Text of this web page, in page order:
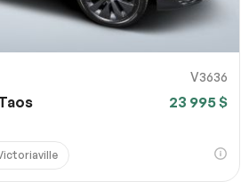
V3636
23 995 $
et coller le lien ici.